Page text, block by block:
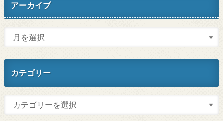
アーカイブ
カテゴリー